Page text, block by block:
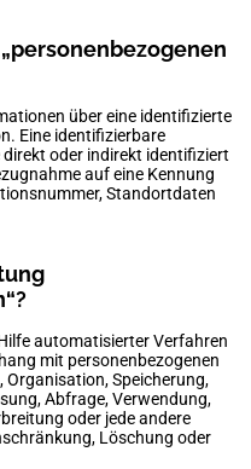
über eine identifizierte
Eine identifizierbare
oder indirekt identifiziert
auf eine Kennung
Standortdaten
automatisierter Verfahren
mit personenbezogenen
Organisation, Speicherung,
Abfrage, Verwendung,
oder jede andere
Löschung oder